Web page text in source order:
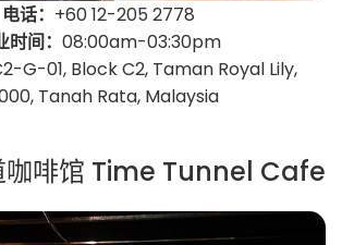
电话： +60 12-205 2778
时间： 08:00am-03:30pm
G-01, Block C2, Taman Royal Lily,
Tanah Rata, Malaysia
咖啡馆 Time Tunnel Cafe